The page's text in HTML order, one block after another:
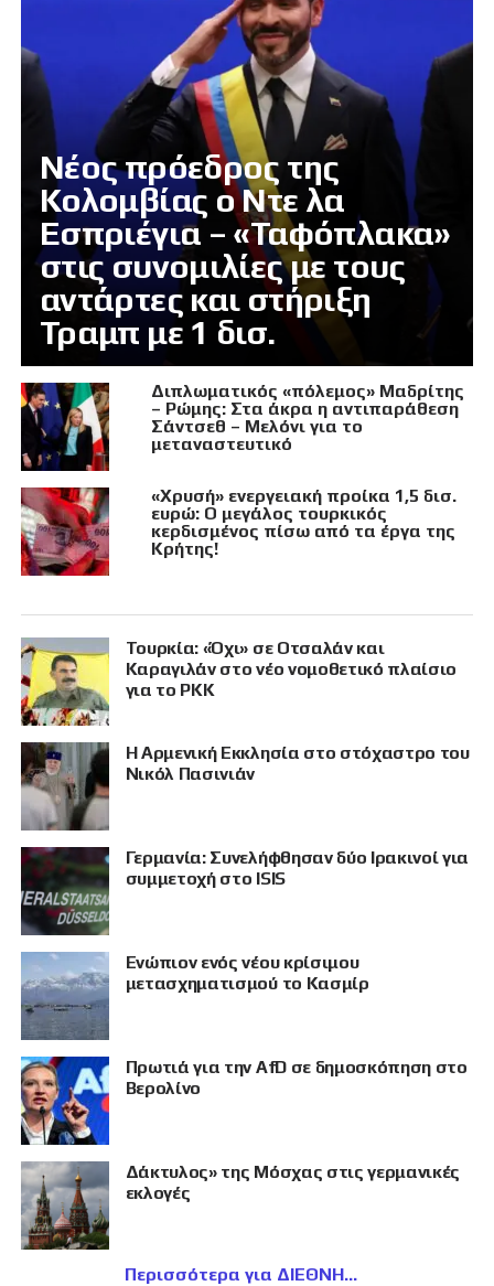
Νέος πρόεδρος της
Κολομβίας ο Ντε λα
Εσπριέγια – «Ταφόπλακα»
στις συνομιλίες με τους
αντάρτες και στήριξη
Τραμπ με 1 δισ.
Διπλωματικός «πόλεμος» Μαδρίτης
– Ρώμης: Στα άκρα η αντιπαράθεση
Σάντσεθ – Μελόνι για το
μεταναστευτικό
«Χρυσή» ενεργειακή προίκα 1,5 δισ.
ευρώ: Ο μεγάλος τουρκικός
κερδισμένος πίσω από τα έργα της
Κρήτης!
Τουρκία: «Όχι» σε Οτσαλάν και
Καραγιλάν στο νέο νομοθετικό πλαίσιο
για το PKK
Η Αρμενική Εκκλησία στο στόχαστρο του
Νικόλ Πασινιάν
Γερμανία: Συνελήφθησαν δύο Ιρακινοί για
συμμετοχή στο ISIS
Eνώπιον ενός νέου κρίσιμου
μετασχηματισμού το Κασμίρ
Πρωτιά για την AfD σε δημοσκόπηση στο
Βερολίνο
Δάκτυλος» της Μόσχας στις γερμανικές
εκλογές
Περισσότερα για ΔΙΕΘΝΗ